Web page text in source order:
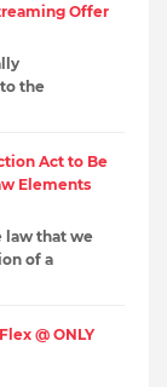
Offer
the
Act to Be
Elements
law that we
of a
@ ONLY